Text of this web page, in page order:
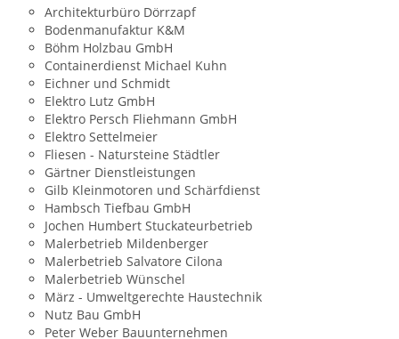
Architekturbüro Dörrzapf
Bodenmanufaktur K&M
Böhm Holzbau GmbH
Containerdienst Michael Kuhn
Eichner und Schmidt
Elektro Lutz GmbH
Elektro Persch Fliehmann GmbH
Elektro Settelmeier
Fliesen - Natursteine Städtler
Gärtner Dienstleistungen
Gilb Kleinmotoren und Schärfdienst
Hambsch Tiefbau GmbH
Jochen Humbert Stuckateurbetrieb
Malerbetrieb Mildenberger
Malerbetrieb Salvatore Cilona
Malerbetrieb Wünschel
März - Umweltgerechte Haustechnik
Nutz Bau GmbH
Peter Weber Bauunternehmen